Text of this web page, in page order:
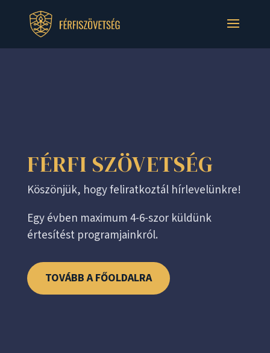
FÉRFI SZÖVETSÉG
Köszönjük, hogy feliratkoztál hírlevelünkre!
Egy évben maximum 4-6-szor küldünk
értesítést programjainkról.
TOVÁBB A FŐOLDALRA